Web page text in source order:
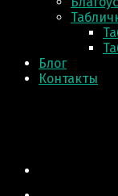
Блог
Контакты